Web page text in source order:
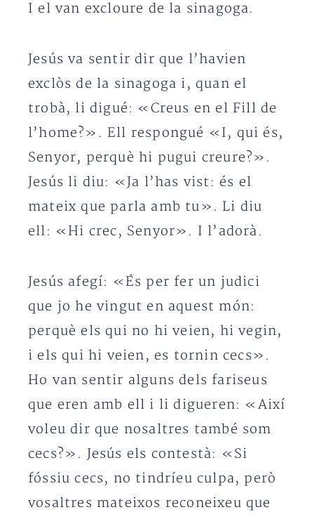
I el van excloure de la sinagoga.
Jesús va sentir dir que l’havien
exclòs de la sinagoga i, quan el
trobà, li digué: «Creus en el Fill de
l’home?». Ell respongué «I, qui és,
Senyor, perquè hi pugui creure?».
Jesús li diu: «Ja l’has vist: és el
mateix que parla amb tu». Li diu
ell: «Hi crec, Senyor». I l’adorà.
Jesús afegí: «És per fer un judici
que jo he vingut en aquest món:
perquè els qui no hi veien, hi vegin,
i els qui hi veien, es tornin cecs».
Ho van sentir alguns dels fariseus
que eren amb ell i li digueren: «Així
voleu dir que nosaltres també som
cecs?». Jesús els contestà: «Si
fóssiu cecs, no tindríeu culpa, però
vosaltres mateixos reconeixeu que